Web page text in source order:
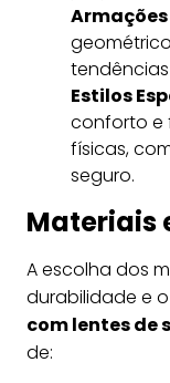
Estilos
conforto e
físicas,
seguro.
Materiais
A escolha dos
durabilidade e
com lentes de
de: